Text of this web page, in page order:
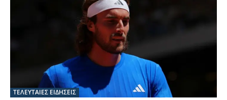
ΤΕΛΕΥΤΑΙΕΣ ΕΙΔΗΣΕΙΣ